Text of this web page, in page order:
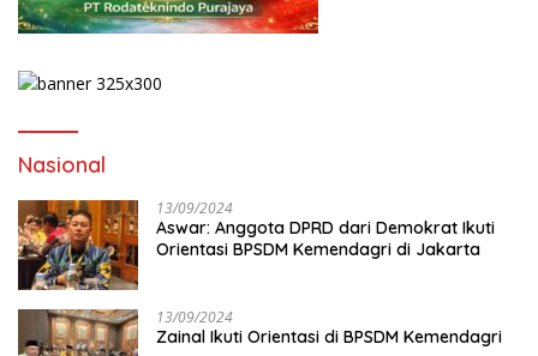
Nasional
13/09/2024
Aswar: Anggota DPRD dari Demokrat Ikuti
Orientasi BPSDM Kemendagri di Jakarta
13/09/2024
Zainal Ikuti Orientasi di BPSDM Kemendagri